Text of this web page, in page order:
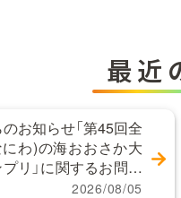
最近
お知らせ「第45回全
わ)の海おおさか大
リ」に関するお問い
2026/08/05